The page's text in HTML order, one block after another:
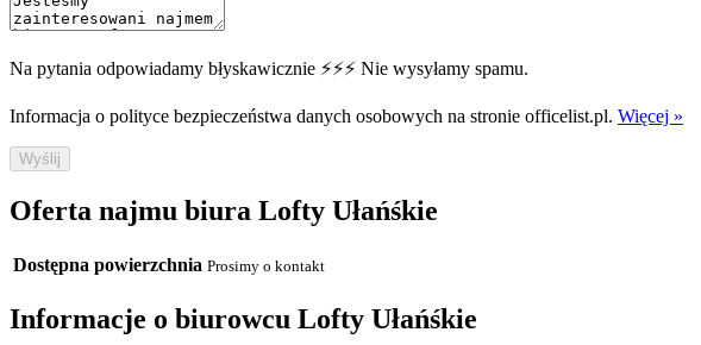
Na pytania odpowiadamy błyskawicznie ⚡⚡⚡ Nie wysyłamy spamu.
Informacja o polityce bezpieczeństwa danych osobowych na stronie officelist.pl. Więcej »
Wyślij
Oferta najmu biura Lofty Ułańśkie
Dostępna powierzchnia Prosimy o kontakt
Informacje o biurowcu Lofty Ułańśkie